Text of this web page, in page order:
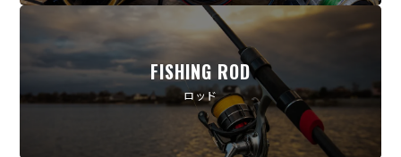
FISHING ROD
ロッド